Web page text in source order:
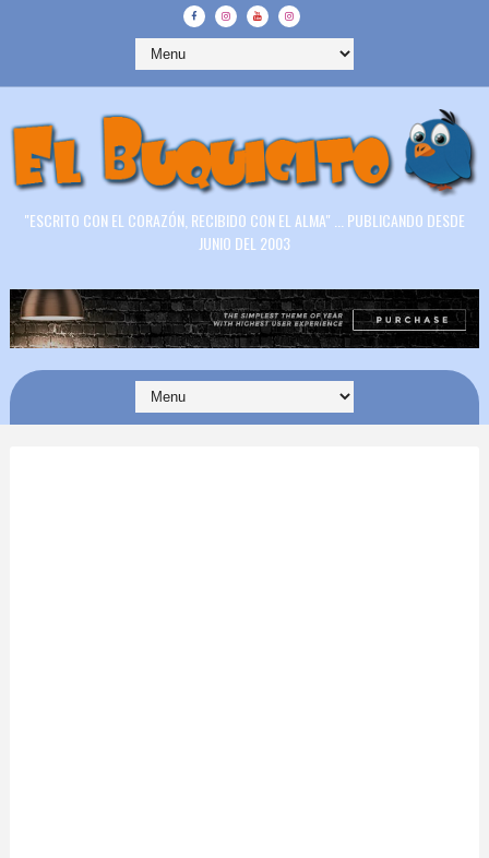
"ESCRITO CON EL CORAZÓN, RECIBIDO CON EL ALMA" ... PUBLICANDO DESDE
JUNIO DEL 2003